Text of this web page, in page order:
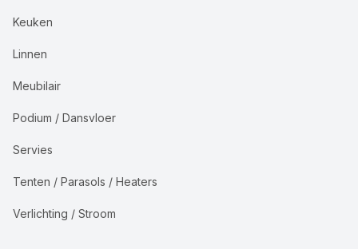
Keuken
Linnen
Meubilair
Podium / Dansvloer
Servies
Tenten / Parasols / Heaters
Verlichting / Stroom